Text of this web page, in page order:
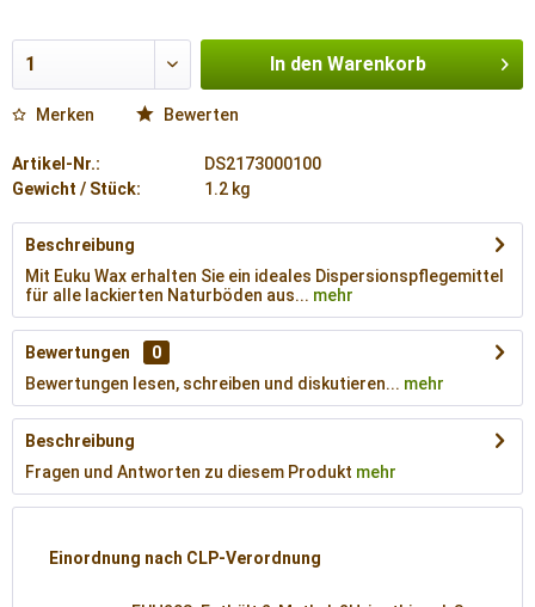
In den Warenkorb
Merken Bewerten
Artikel-Nr.:
DS2173000100
Gewicht / Stück:
1.2 kg
Beschreibung
Mit Euku Wax erhalten Sie ein ideales Dispersionspflegemittel
für alle lackierten Naturböden aus... mehr
Bewertungen
0
Bewertungen lesen, schreiben und diskutieren... mehr
Beschreibung
Fragen und Antworten zu diesem Produkt mehr
Einordnung nach CLP-Verordnung